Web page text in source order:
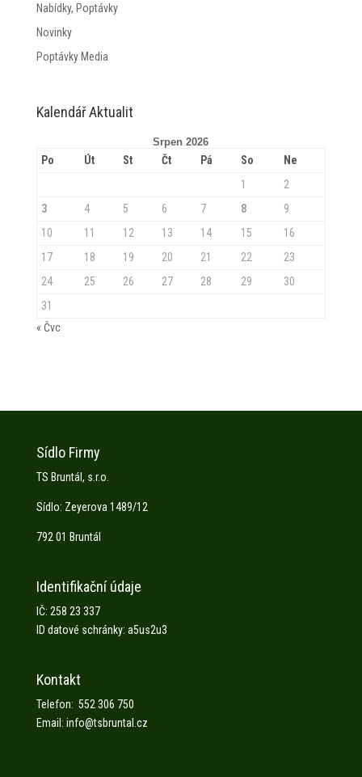
Nabídky, Poptávky
Novinky
Poptávky Media
Kalendář Aktualit
Srpen 2026
Po Út St Čt Pá So
Ne
1
2
3
4 5 6 7 8
9
10
11 12 13 14 15
16
17
18 19 20 21 22
23
24
25 26 27 28 29
30
31
« Čvc
Sídlo Firmy
TS Bruntál, s.r.o.
Sídlo: Zeyerova 1489/12
792 01 Bruntál
Identifikační údaje
IČ: 258 23 337
ID datové schránky: a5us2u3
Kontakt
Telefon: 552 306 750
Email: info@tsbruntal.cz